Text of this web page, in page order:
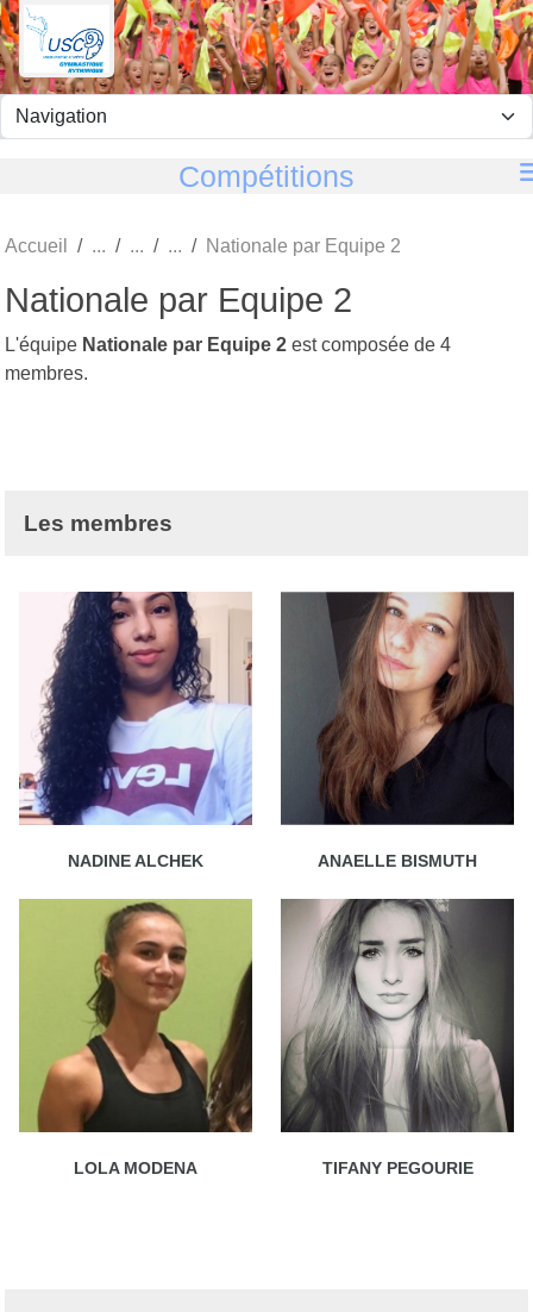
Compétitions
Accueil Nationale par Equipe 2
Nationale par Equipe 2
L'équipe Nationale par Equipe 2 est composée de 4
membres.
Les membres
NADINE ALCHEK ANAELLE BISMUTH
LOLA MODENA TIFANY PEGOURIE
Panneau de gestion des cookies